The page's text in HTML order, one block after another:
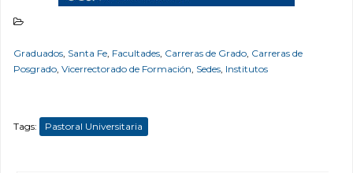
Graduados, Santa Fe, Facultades, Carreras de Grado, Carreras de
Posgrado, Vicerrectorado de Formación, Sedes, Institutos
Tags: Pastoral Universitaria